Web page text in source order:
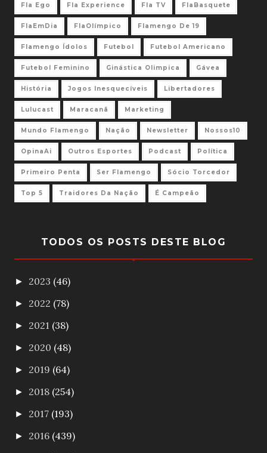
Fla Ego Fla Experience Fla TV FlaBasquete
FlaEmDia FlaOlímpico Flamengo De 19
Flamengo Ídolos Futebol Futebol Americano
Futebol Feminino Ginástica Olimpica Gávea
História Jogos Inesquecíveis Libertadores
Lulucast Maracanã Marketing
Mundo Flamengo Nação Newsletter Nossos10
OpinaAi Outros Esportes Podcast Política
Primeiro Penta Ser Flamengo Sócio Torcedor
Top 5 Traidores Da Nação É Campeão
TODOS OS POSTS DESTE BLOG
► 2023 (46)
► 2022 (78)
► 2021 (38)
► 2020 (48)
► 2019 (64)
► 2018 (254)
► 2017 (193)
► 2016 (439)